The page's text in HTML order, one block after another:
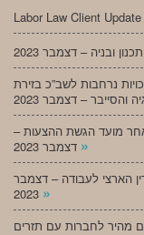
Labor Law Client
נרחבות לשב”כ בזירת
מועד הגשת ההצעות –
»
הארצי לעבודה – דצמבר
»
מהיר לחברות עם תזרים